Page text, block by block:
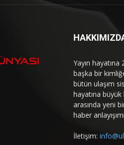
Yayın
başka bir
bütün ulaşım
hayatına
arasında yeni
haber
İletişim: